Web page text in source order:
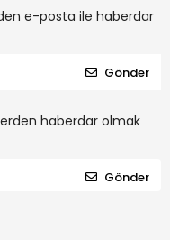
e-posta ile haberdar
Gönder
haberdar olmak
Gönder